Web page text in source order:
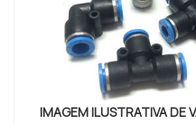
IMAGEM ILUSTRATIVA DE